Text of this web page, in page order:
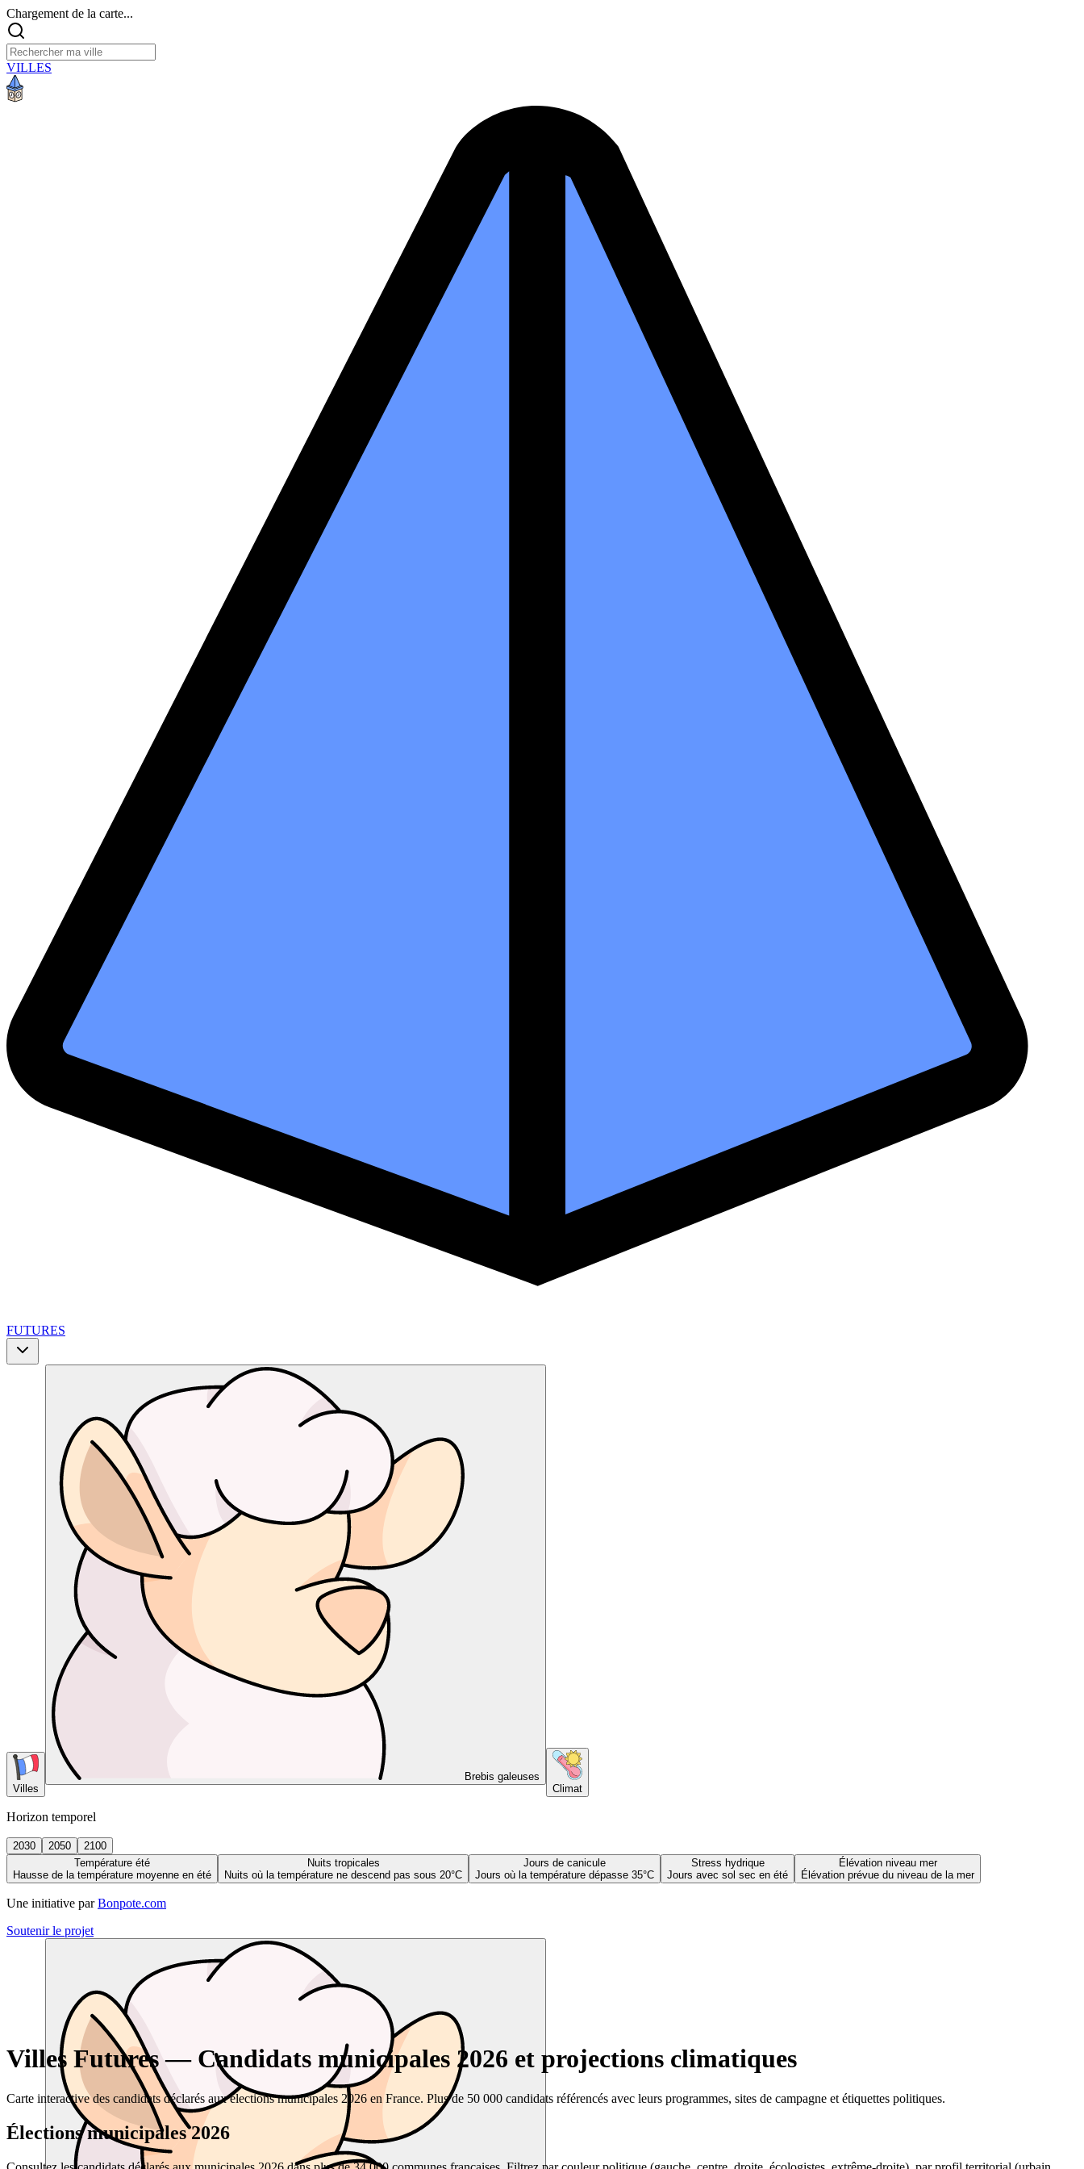
Chargement de la carte...
VILLES
FUTURES
Villes
Brebis galeuses
Climat
Horizon temporel
2030 2050
2100
Température été
Hausse de la température moyenne en été
Nuits tropicales
Nuits où la température ne descend pas sous 20°C
Jours de canicule
Jours où la température dépasse 35°C
Stress hydrique
Jours avec sol sec en été
Élévation niveau mer
Élévation prévue du niveau de la mer
Une initiative par Bonpote.com
Soutenir le projet
Villes Futures — Candidats municipales 2026 et projections climatiques
Carte interactive des candidats déclarés aux élections municipales 2026 en France. Plus de 50 000 candidats référencés avec leurs programmes, sites de campagne et étiquettes politiques.
Élections municipales 2026